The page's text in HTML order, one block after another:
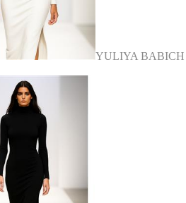
YULIYA BABICH